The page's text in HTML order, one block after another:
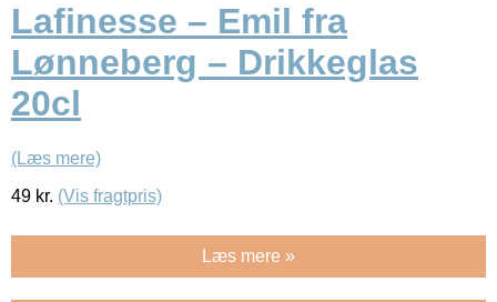
Lafinesse – Emil fra
Lønneberg – Drikkeglas
20cl
(Læs mere)
49 kr. (Vis fragtpris)
Læs mere »